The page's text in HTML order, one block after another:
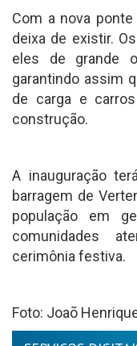
Com a nova
deixa de existir.
eles de grande
garantindo assim
de carga e
construção.
A inauguração
barragem de
população em
comunidades
cerimônia festiva.
Foto: Joaõ